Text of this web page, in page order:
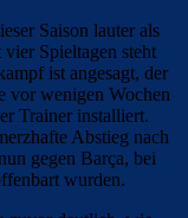
Saison lauter als
Spieltagen steht
ist angesagt, der
vor wenigen Wochen
Trainer installiert.
Abstieg nach
gegen Barça, bei
wurden.